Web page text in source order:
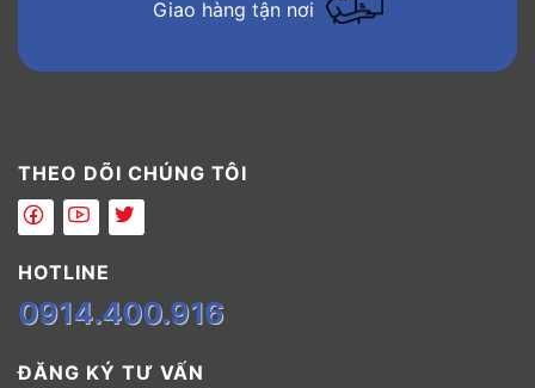
Giao hàng tận nơi
THEO DÕI CHÚNG TÔI
HOTLINE
0914.400.916
ĐĂNG KÝ TƯ VẤN